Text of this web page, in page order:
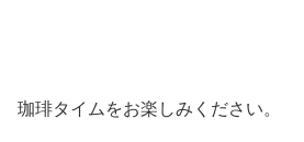
珈琲タイムをお楽しみください。